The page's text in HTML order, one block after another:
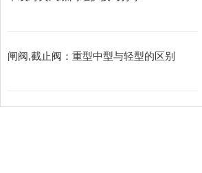
闸阀,截止阀：重型中型与轻型的区别